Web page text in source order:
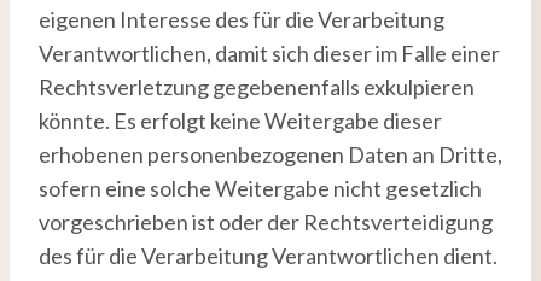
eigenen Interesse des für die Verarbeitung
Verantwortlichen, damit sich dieser im Falle einer
Rechtsverletzung gegebenenfalls exkulpieren
könnte. Es erfolgt keine Weitergabe dieser
erhobenen personenbezogenen Daten an Dritte,
sofern eine solche Weitergabe nicht gesetzlich
vorgeschrieben ist oder der Rechtsverteidigung
des für die Verarbeitung Verantwortlichen dient.